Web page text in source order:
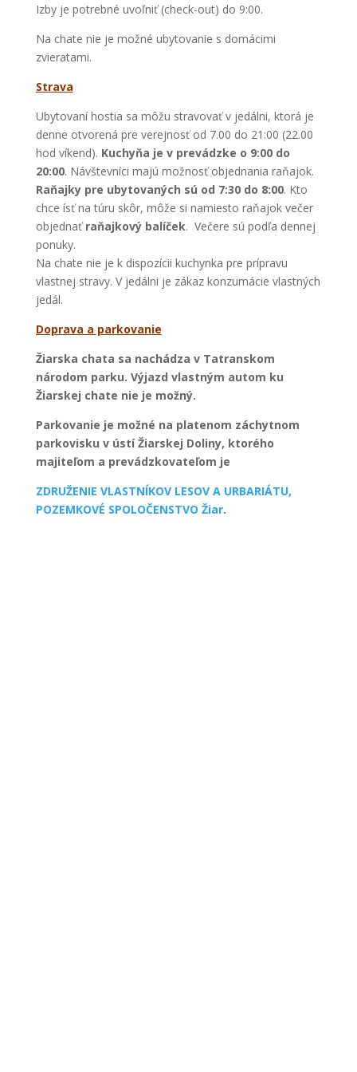
Izby je potrebné uvoľniť (check-out) do 9:00.
Na chate nie je možné ubytovanie s domácimi
zvieratami.
Strava
Ubytovaní hostia sa môžu stravovať v jedálni, ktorá je
denne otvorená pre verejnosť od 7.00 do 21:00 (22.00
hod víkend). Kuchyňa je v prevádzke o 9:00 do
20:00. Návštevníci majú možnosť objednania raňajok.
Raňajky pre ubytovaných sú od 7:30 do 8:00. Kto
chce ísť na túru skôr, môže si namiesto raňajok večer
objednaťraňajkový balíček. Večere sú podľa dennej
ponuky.
Na chate nie je k dispozícii kuchynka pre prípravu
vlastnej stravy. V jedálni je zákaz konzumácie vlastných
jedál.
Doprava a parkovanie
Žiarska chata sa nachádza v Tatranskom
národom parku. Výjazd vlastným autom ku
Žiarskej chate nie je možný.
Parkovanie je možné na platenom záchytnom
parkovisku v ústí Žiarskej Doliny, ktorého
majiteľom a prevádzkovateľom je
ZDRUŽENIE VLASTNÍKOV LESOV A URBARIÁTU,
POZEMKOVÉ SPOLOČENSTVO Žiar.